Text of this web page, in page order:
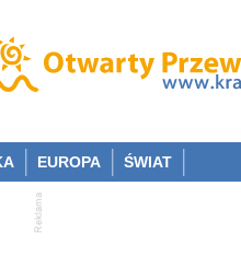
EUROPA ŚWIAT